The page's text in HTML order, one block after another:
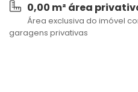
0,00 m² área
Área exclusiva do imóvel
garagens privativas